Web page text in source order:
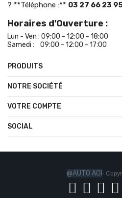
? **Téléphone :** 03 27 66 23
Horaires d'Ouverture :
Lun - Ven : 09:00 - 12:00 - 18:00
Samedi : 09:00 - 12:00 - 17:00
PRODUITS
NOTRE SOCIÉTÉ
VOTRE COMPTE
SOCIAL
@AUTO AGI -